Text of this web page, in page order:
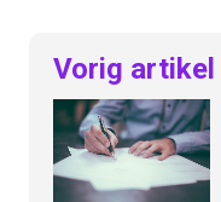
Vorig artikel